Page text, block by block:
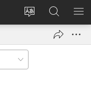
Modificare
Accedi
(apre
finestra)
Cerca
in
JW.ORG